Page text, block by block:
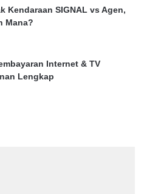
Kendaraan SIGNAL vs Agen,
Mana?
Internet & TV
Lengkap